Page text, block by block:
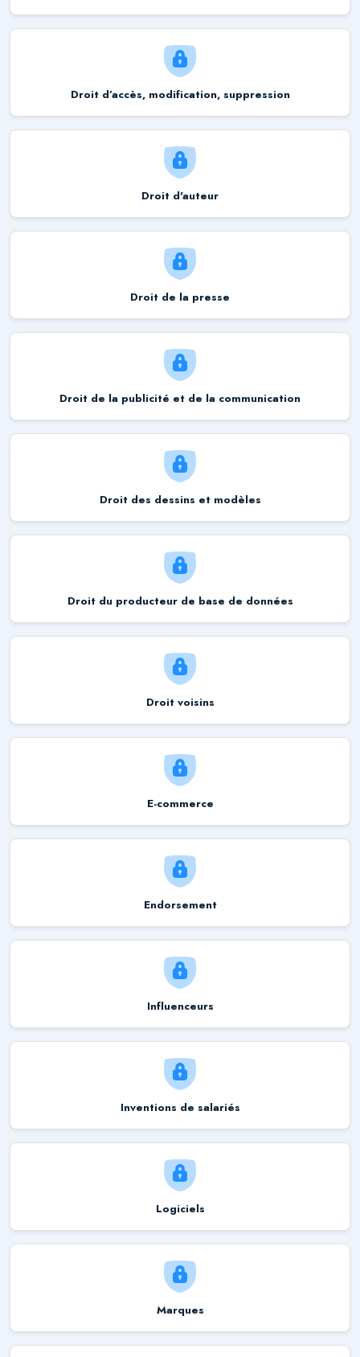
Droit d’accès, modification, suppression
Droit d'auteur
Droit de la presse
Droit de la publicité et de la communication
Droit des dessins et modèles
Droit du producteur de base de données
Droit voisins
E-commerce
Endorsement
Influenceurs
Inventions de salariés
Logiciels
Marques